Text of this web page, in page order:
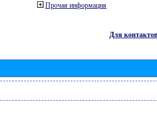
Прочая информация
Для контактов